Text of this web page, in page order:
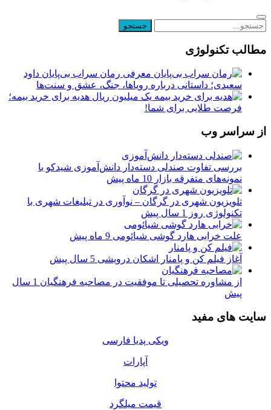
مطالب تکنولوژی
معرفی رمان سراب بی‌پایان داود
سعیدی؛ داستانی درباره رویاها، جنگ، عشق و سنت‌ها
یک میلیون ریال هدیه برای خرید بیمه؛
فرصت طلایی برای شما!
از سراسر وب
بررسی تفاوت صندلی دسته‌دار دانش‌آموزی شیدکو با
نمونه‌های متفرقه بازار 10 ماه پیش
تلویزیون شهری در گرگان – نوآوری در تبلیغات شهری با
تکنولوژی روز
1 سال پیش
علت خرابی هارد گوشی شیائومی 9 ماه پیش
آغاز فیلم کن و پامنار اشکان درویشی 5 سال پیش
از مشاوره تحصیلی تا موفقیت در مصاحبه فرهنگیان
1 سال
پیش
سایت های مفید
ویکی پدیا فارسی
آپارات
تولید محتوا
قیمت میلگرد